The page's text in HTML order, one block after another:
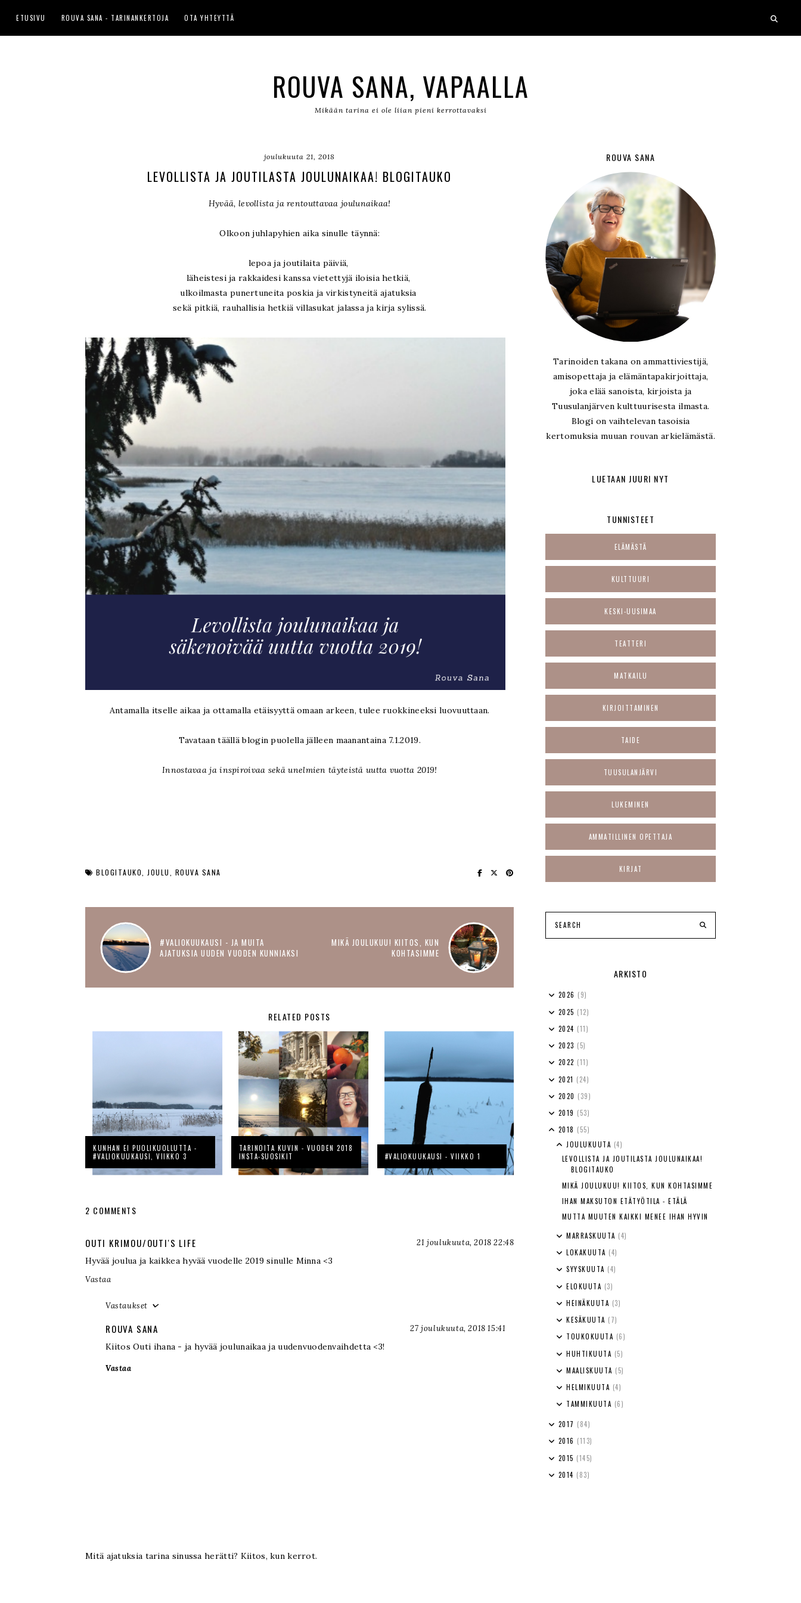
ETUSIVU ROUVA SANA - TARINANKERTOJA OTA YHTEYTTÄ
ROUVA SANA, VAPAALLA
Mikään tarina ei ole liian pieni kerrottavaksi
joulukuuta 21, 2018
LEVOLLISTA JA JOUTILASTA JOULUNAIKAA! BLOGITAUKO
Hyvää, levollista ja rentouttavaa joulunaikaa!
Olkoon juhlapyhien aika sinulle täynnä:
lepoa ja joutilaita päiviä,
läheistesi ja rakkaidesi kanssa vietettyjä iloisia hetkiä,
ulkoilmasta punertuneita poskia ja virkistyneitä ajatuksia
sekä pitkiä, rauhallisia hetkiä villasukat jalassa ja kirja sylissä.
Antamalla itselle aikaa ja ottamalla etäisyyttä omaan arkeen, tulee ruokkineeksi luovuuttaan.
Tavataan täällä blogin puolella jälleen maanantaina 7.1.2019.
Innostavaa ja inspiroivaa sekä unelmien täyteistä uutta vuotta 2019!
BLOGITAUKO JOULU ROUVA SANA
#VALIOKUUKAUSI - JA MUITA
AJATUKSIA UUDEN VUODEN KUNNIAKSI
MIKÄ JOULUKUU! KIITOS, KUN
KOHTASIMME
RELATED POSTS
KUNHAN EI PUOLIKUOLLUTTA -
#VALIOKUUKAUSI, VIIKKO 3
TARINOITA KUVIN - VUODEN 2018
INSTA-SUOSIKIT
#VALIOKUUKAUSI - VIIKKO 1
2 COMMENTS
OUTI KRIMOU/OUTI'S LIFE 21 joulukuuta, 2018 22:48
Hyvää joulua ja kaikkea hyvää vuodelle 2019 sinulle Minna <3
Vastaa
Vastaukset
ROUVA SANA 27 joulukuuta, 2018 15:41
Kiitos Outi ihana - ja hyvää joulunaikaa ja uudenvuodenvaihdetta <3!
Vastaa
Mitä ajatuksia tarina sinussa herätti? Kiitos, kun kerrot.
ROUVA SANA
Tarinoiden takana on ammattiviestijä,
amisopettaja ja elämäntapakirjoittaja,
joka elää sanoista, kirjoista ja
Tuusulanjärven kulttuurisesta ilmasta.
Blogi on vaihtelevan tasoisia
kertomuksia muuan rouvan arkielämästä.
LUETAAN JUURI NYT
TUNNISTEET
ELÄMÄSTÄ
KULTTUURI
KESKI-UUSIMAA
TEATTERI
MATKAILU
KIRJOITTAMINEN
TAIDE
TUUSULANJÄRVI
LUKEMINEN
AMMATILLINEN OPETTAJA
KIRJAT
ARKISTO
2026 (9)
2025 (12)
2024 (11)
2023 (5)
2022 (11)
2021 (24)
2020 (39)
2019 (53)
2018 (55)
JOULUKUUTA (4)
LEVOLLISTA JA JOUTILASTA JOULUNAIKAA!
BLOGITAUKO
MIKÄ JOULUKUU! KIITOS, KUN KOHTASIMME
IHAN MAKSUTON ETÄTYÖTILA - ETÄLÄ
MUTTA MUUTEN KAIKKI MENEE IHAN HYVIN
MARRASKUUTA (4)
LOKAKUUTA (4)
SYYSKUUTA (4)
ELOKUUTA (3)
HEINÄKUUTA (3)
KESÄKUUTA (7)
TOUKOKUUTA (6)
HUHTIKUUTA (5)
MAALISKUUTA (5)
HELMIKUUTA (4)
TAMMIKUUTA (6)
2017 (84)
2016 (113)
2015 (145)
2014 (83)